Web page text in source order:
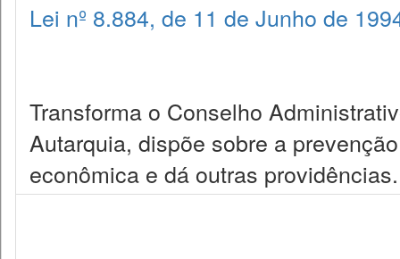
Lei nº 8.884, de 11 de Junho de
Transforma o Conselho
Autarquia, dispõe sobre a
econômica e dá outras providências.